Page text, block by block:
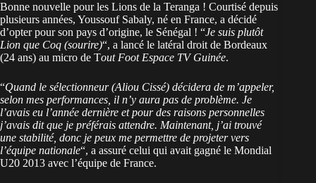
Bonne nouvelle pour les Lions de la Teranga ! Courtisé depuis
plusieurs années, Youssouf Sabaly, né en France, a décidé
d’opter pour son pays d’origine, le Sénégal ! “Je suis plutôt
Lion que Coq (sourire)“, a lancé le latéral droit de Bordeaux
(24 ans) au micro de Tout Foot Espace TV Guinée.
“Quand le sélectionneur (Aliou Cissé) décidera de m’appeler,
selon mes performances, il n’y aura pas de problème. Je
l’avais eu l’année dernière et pour des raisons personnelles
j’avais dit que je préférais attendre. Maintenant, j’ai trouvé
une stabilité, donc je peux me permettre de projeter vers
l’équipe nationale“, a assuré celui qui avait gagné le Mondial
U20 2013 avec l’équipe de France.